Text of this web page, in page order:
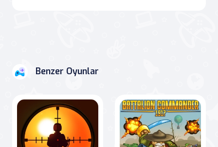
Benzer Oyunlar